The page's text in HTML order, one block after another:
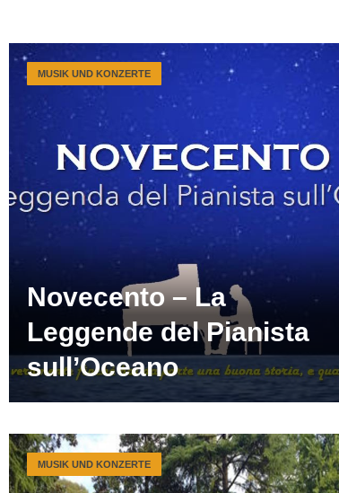
Novecento – La
Leggende del Pianista
sull’Oceano
MUSIK UND KONZERTE
MUSIK UND KONZERTE